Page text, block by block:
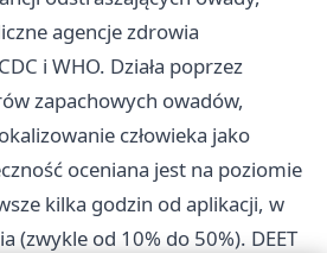
agencje zdrowia
i WHO. Działa poprzez
zapachowych owadów,
człowieka jako
oceniana jest na poziomie
kilka godzin od aplikacji, w
(zwykle od 10% do 50%). DEET